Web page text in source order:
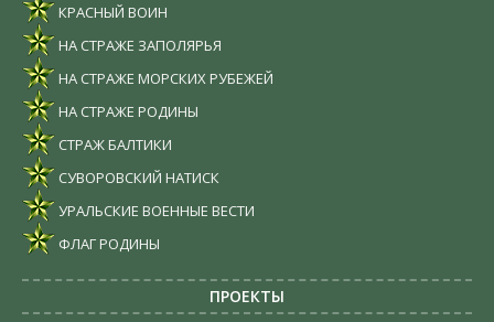
КРАСНЫЙ ВОИН
НА СТРАЖЕ ЗАПОЛЯРЬЯ
НА СТРАЖЕ МОРСКИХ РУБЕЖЕЙ
НА СТРАЖЕ РОДИНЫ
СТРАЖ БАЛТИКИ
СУВОРОВСКИЙ НАТИСК
УРАЛЬСКИЕ ВОЕННЫЕ ВЕСТИ
ФЛАГ РОДИНЫ
ПРОЕКТЫ